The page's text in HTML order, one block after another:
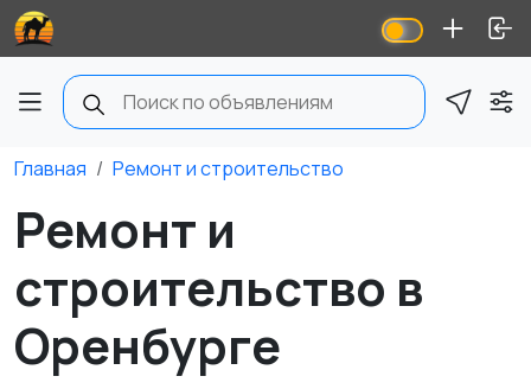
Главная Ремонт и строительство
Ремонт и
строительство в
Оренбурге